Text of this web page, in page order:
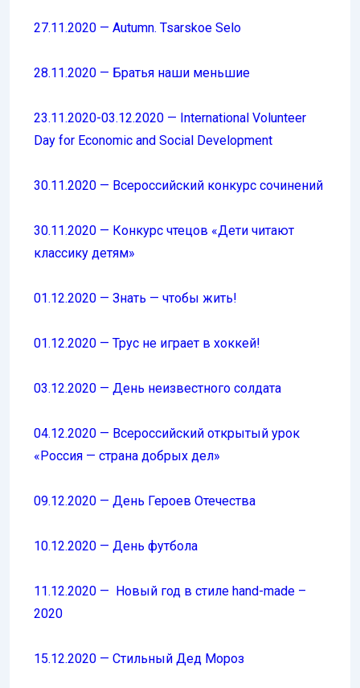
27.11.2020 — Autumn. Tsarskoe Selo
28.11.2020 — Братья наши меньшие
23.11.2020-03.12.2020 — International Volunteer
Day for Economic and Social Development
30.11.2020 — Всероссийский конкурс сочинений
30.11.2020 — Конкурс чтецов «Дети читают
классику детям»
01.12.2020 — Знать — чтобы жить!
01.12.2020 — Трус не играет в хоккей!
03.12.2020 — День неизвестного солдата
04.12.2020 — Всероссийский открытый урок
«Россия — страна добрых дел»
09.12.2020 — День Героев Отечества
10.12.2020 — День футбола
11.12.2020 — Новый год в стиле hand-made –
2020
15.12.2020 — Стильный Дед Мороз